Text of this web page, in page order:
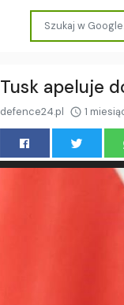
Tusk apeluje
defence24.pl 1